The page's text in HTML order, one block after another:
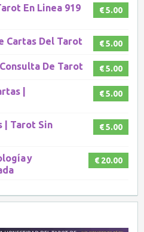
€ 5.00
En Linea 919
€ 5.00
Cartas Del Tarot
€ 5.00
De Tarot
€ 5.00
|
€ 5.00
| Tarot Sin
€ 20.00
y